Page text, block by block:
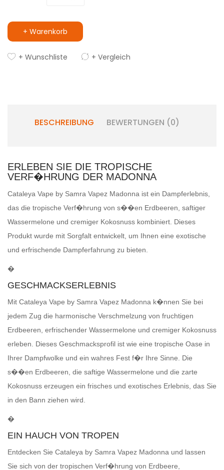
+ Warenkorb
+ Wunschliste + Vergleich
BESCHREIBUNG BEWERTUNGEN (0)
ERLEBEN SIE DIE TROPISCHE
VERF�HRUNG DER MADONNA
Cataleya Vape by Samra Vapez Madonna ist ein Dampferlebnis,
das die tropische Verf�hrung von s��en Erdbeeren, saftiger
Wassermelone und cremiger Kokosnuss kombiniert. Dieses
Produkt wurde mit Sorgfalt entwickelt, um Ihnen eine exotische
und erfrischende Dampferfahrung zu bieten.
�
GESCHMACKSERLEBNIS
Mit Cataleya Vape by Samra Vapez Madonna k�nnen Sie bei
jedem Zug die harmonische Verschmelzung von fruchtigen
Erdbeeren, erfrischender Wassermelone und cremiger Kokosnuss
erleben. Dieses Geschmacksprofil ist wie eine tropische Oase in
Ihrer Dampfwolke und ein wahres Fest f�r Ihre Sinne. Die
s��en Erdbeeren, die saftige Wassermelone und die zarte
Kokosnuss erzeugen ein frisches und exotisches Erlebnis, das Sie
in den Bann ziehen wird.
�
EIN HAUCH VON TROPEN
Entdecken Sie Cataleya by Samra Vapez Madonna und lassen
Sie sich von der tropischen Verf�hrung von Erdbeere,